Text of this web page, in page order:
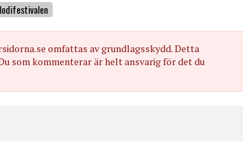
omfattas av grundlagsskydd. Detta
som kommenterar är helt ansvarig för det du